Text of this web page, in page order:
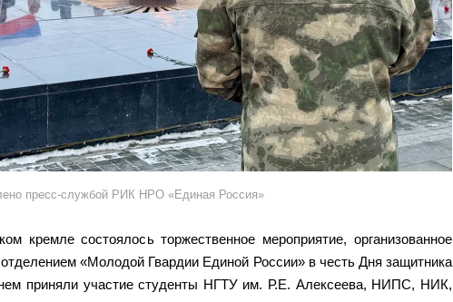
пресс-службой РИК НРО «Единая Россия»
кремле состоялось торжественное мероприятие, организованное
«Молодой Гвардии Единой России» в честь Дня защитника
приняли участие студенты НГТУ им. Р.Е. Алексеева, НИПС, НИК,